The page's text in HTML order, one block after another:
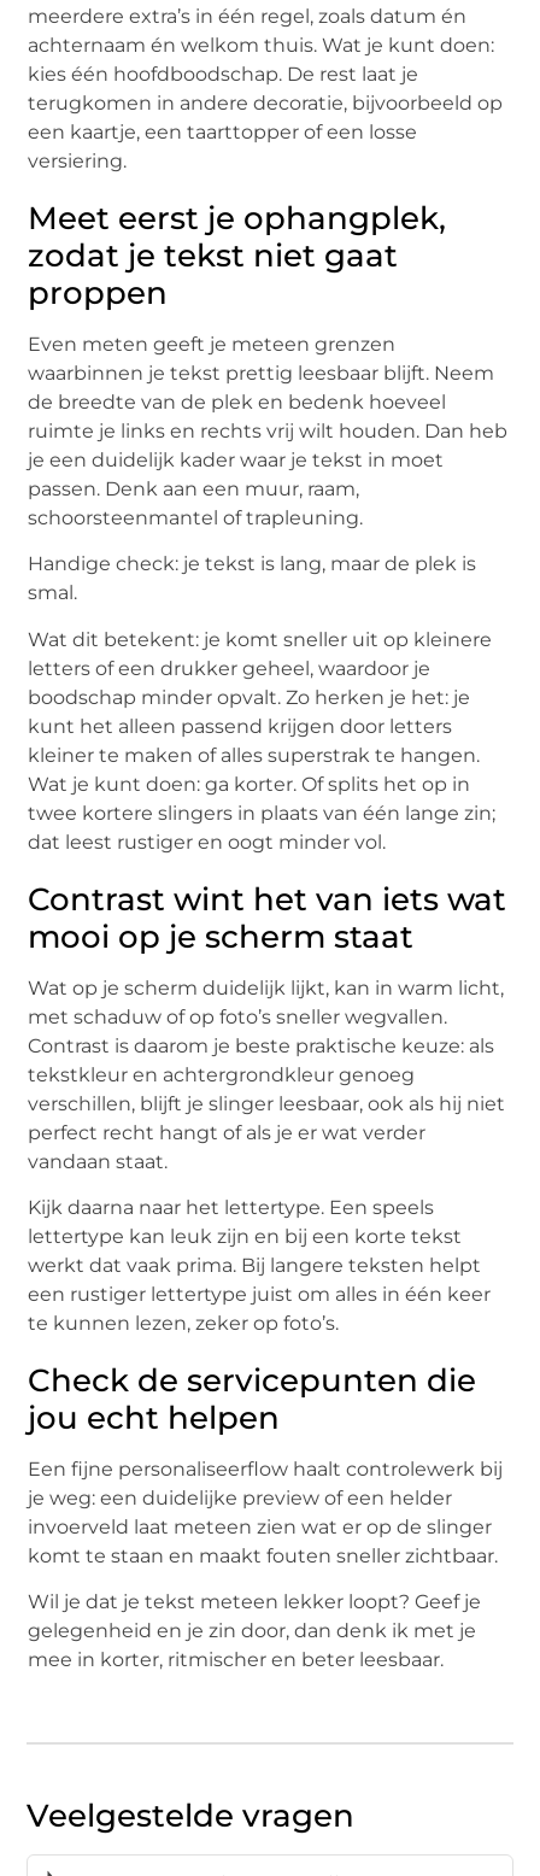
meerdere extra’s in één regel, zoals datum én
achternaam én welkom thuis. Wat je kunt doen:
kies één hoofdboodschap. De rest laat je
terugkomen in andere decoratie, bijvoorbeeld op
een kaartje, een taarttopper of een losse
versiering.
Meet eerst je ophangplek,
zodat je tekst niet gaat
proppen
Even meten geeft je meteen grenzen
waarbinnen je tekst prettig leesbaar blijft. Neem
de breedte van de plek en bedenk hoeveel
ruimte je links en rechts vrij wilt houden. Dan heb
je een duidelijk kader waar je tekst in moet
passen. Denk aan een muur, raam,
schoorsteenmantel of trapleuning.
Handige check: je tekst is lang, maar de plek is
smal.
Wat dit betekent: je komt sneller uit op kleinere
letters of een drukker geheel, waardoor je
boodschap minder opvalt. Zo herken je het: je
kunt het alleen passend krijgen door letters
kleiner te maken of alles superstrak te hangen.
Wat je kunt doen: ga korter. Of splits het op in
twee kortere slingers in plaats van één lange zin;
dat leest rustiger en oogt minder vol.
Contrast wint het van iets wat
mooi op je scherm staat
Wat op je scherm duidelijk lijkt, kan in warm licht,
met schaduw of op foto’s sneller wegvallen.
Contrast is daarom je beste praktische keuze: als
tekstkleur en achtergrondkleur genoeg
verschillen, blijft je slinger leesbaar, ook als hij niet
perfect recht hangt of als je er wat verder
vandaan staat.
Kijk daarna naar het lettertype. Een speels
lettertype kan leuk zijn en bij een korte tekst
werkt dat vaak prima. Bij langere teksten helpt
een rustiger lettertype juist om alles in één keer
te kunnen lezen, zeker op foto’s.
Check de servicepunten die
jou echt helpen
Een fijne personaliseerflow haalt controlewerk bij
je weg: een duidelijke preview of een helder
invoerveld laat meteen zien wat er op de slinger
komt te staan en maakt fouten sneller zichtbaar.
Wil je dat je tekst meteen lekker loopt? Geef je
gelegenheid en je zin door, dan denk ik met je
mee in korter, ritmischer en beter leesbaar.
Veelgestelde vragen